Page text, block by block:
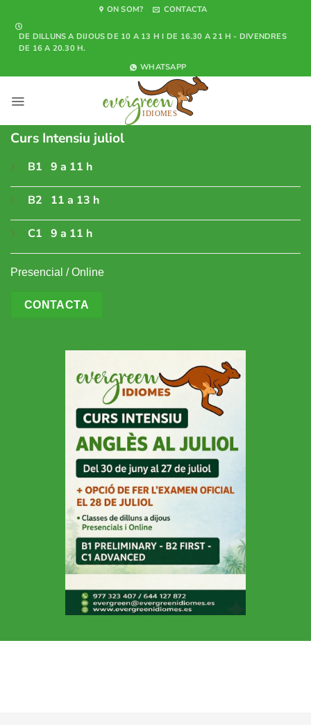
content
ON SOM? CONTACTA
DE DILLUNS A DIJOUS DE 10 A 13 H I DE 16.30 A 21 H - DIVENDRES
DE 16 A 20.30 H.
WHATSAPP
Curs Intensiu juliol
B1 9 a 11 h
B2 11 a 13 h
C1 9 a 11 h
Presencial / Online
CONTACTA